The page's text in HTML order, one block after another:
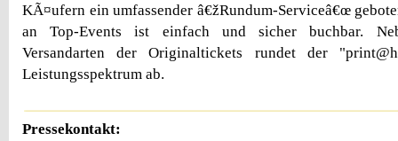
KÃ¤ufern ein umfassender â€žRundum-Serviceâ€œ
an Top-Events ist einfach und sicher buchbar.
Versandarten der Originaltickets rundet der
Leistungsspektrum ab.
Pressekontakt: